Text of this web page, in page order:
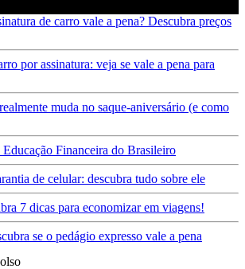
de carro vale a pena? Descubra preços
por assinatura: veja se vale a pena para
muda no saque-aniversário (e como
Educação Financeira do Brasileiro
de celular: descubra tudo sobre ele
7 dicas para economizar em viagens!
se o pedágio expresso vale a pena